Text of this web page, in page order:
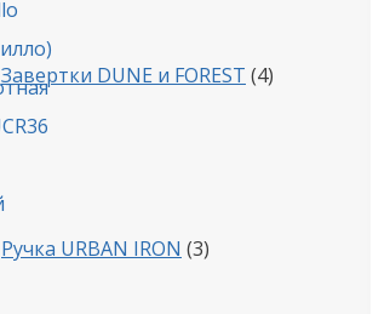
Завертки DUNE и FOREST 4
Ручка URBAN IRON 33